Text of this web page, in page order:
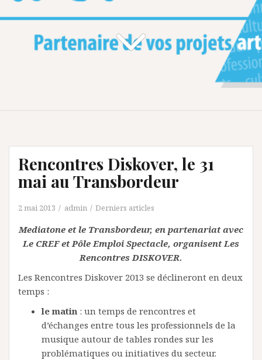
Rencontres Diskover, le 31
mai au Transbordeur
2 mai 2013 admin Derniers articles
Mediatone et le Transbordeur, en partenariat avec
Le CREF et Pôle Emploi Spectacle, organisent Les
Rencontres DISKOVER.
Les Rencontres Diskover 2013 se déclineront en deux
temps :
le matin : un temps de rencontres et
d’échanges entre tous les professionnels de la
musique autour de tables rondes sur les
problématiques ou initiatives du secteur.